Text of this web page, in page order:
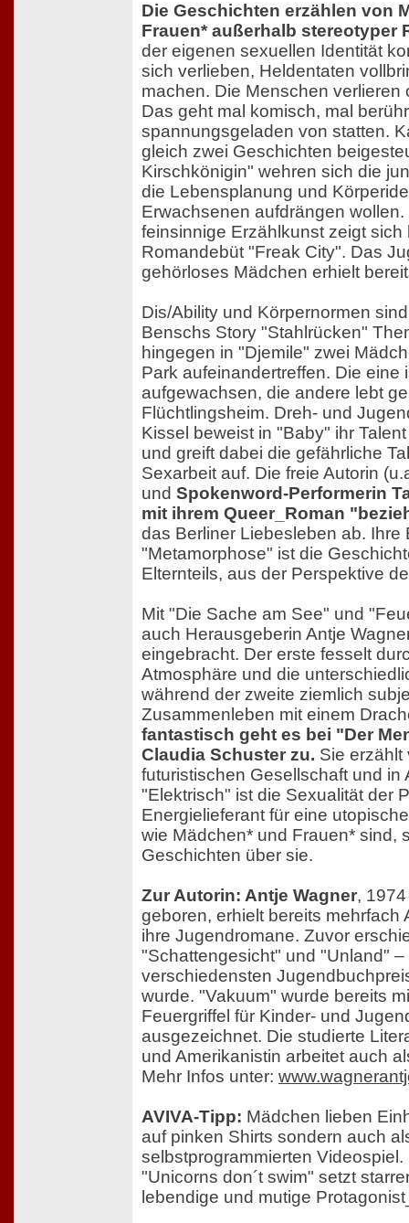
Die Geschichten erzählen von
Frauen* außerhalb stereotyper
der eigenen sexuellen Identität
sich verlieben, Heldentaten
machen. Die Menschen verlieren
Das geht mal komisch, mal
spannungsgeladen von statten.
gleich zwei Geschichten
Kirschkönigin" wehren sich die
die Lebensplanung und
Erwachsenen aufdrängen
feinsinnige Erzählkunst zeigt sich
Romandebüt "Freak City". Das
gehörloses Mädchen erhielt
Dis/Ability und Körpernormen
Benschs Story "Stahlrücken"
hingegen in "Djemile" zwei
Park aufeinandertreffen. Die eine
aufgewachsen, die andere lebt
Flüchtlingsheim. Dreh- und
Kissel beweist in "Baby" ihr
und greift dabei die gefährliche
Sexarbeit auf. Die freie Autorin
und Spokenword-Performerin
mit ihrem Queer_Roman
das Berliner Liebesleben ab. Ihre
"Metamorphose" ist die
Elternteils, aus der Perspektive
Mit "Die Sache am See" und
auch Herausgeberin Antje
eingebracht. Der erste fesselt
Atmosphäre und die
während der zweite ziemlich
Zusammenleben mit einem
fantastisch geht es bei "Der
Claudia Schuster zu. Sie erzählt
futuristischen Gesellschaft und in
"Elektrisch" ist die Sexualität der
Energielieferant für eine
wie Mädchen* und Frauen* sind,
Geschichten über sie.
Zur Autorin: Antje Wagner,
geboren, erhielt bereits mehrfach
ihre Jugendromane. Zuvor
"Schattengesicht" und "Unland" –
verschiedensten
wurde. "Vakuum" wurde bereits
Feuergriffel für Kinder- und
ausgezeichnet. Die studierte
und Amerikanistin arbeitet auch
Mehr Infos unter:
AVIVA-Tipp: Mädchen lieben
auf pinken Shirts sondern auch
selbstprogrammierten Videospiel.
"Unicorns don´t swim" setzt
lebendige und mutige